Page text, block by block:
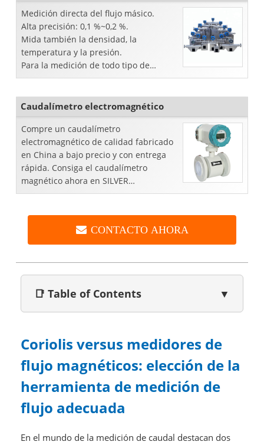
Medición directa del flujo másico.
Alta precisión: 0,1 %~0,2 %.
Mida también la densidad, la
temperatura y la presión.
Para la medición de todo tipo de
fluidos.
Caudalímetro electromagnético
Compre un caudalímetro
electromagnético de calidad fabricado
en China a bajo precio y con entrega
rápida. Consiga el caudalímetro
magnético ahora en SILVER
AUTOMATION INSTRUMENTS.
CONTACTO AHORA
📑 Table of Contents ▼
Coriolis versus medidores de
flujo magnéticos: elección de la
herramienta de medición de
flujo adecuada
En el mundo de la medición de caudal destacan dos